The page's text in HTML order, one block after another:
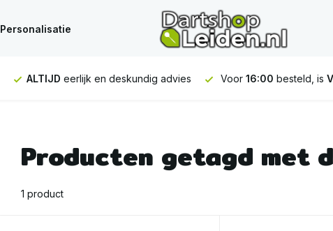
Personalisatie
ALTIJD eerlijk en deskundig advies Voor 16:00 besteld, is
Producten getagd met
1 product